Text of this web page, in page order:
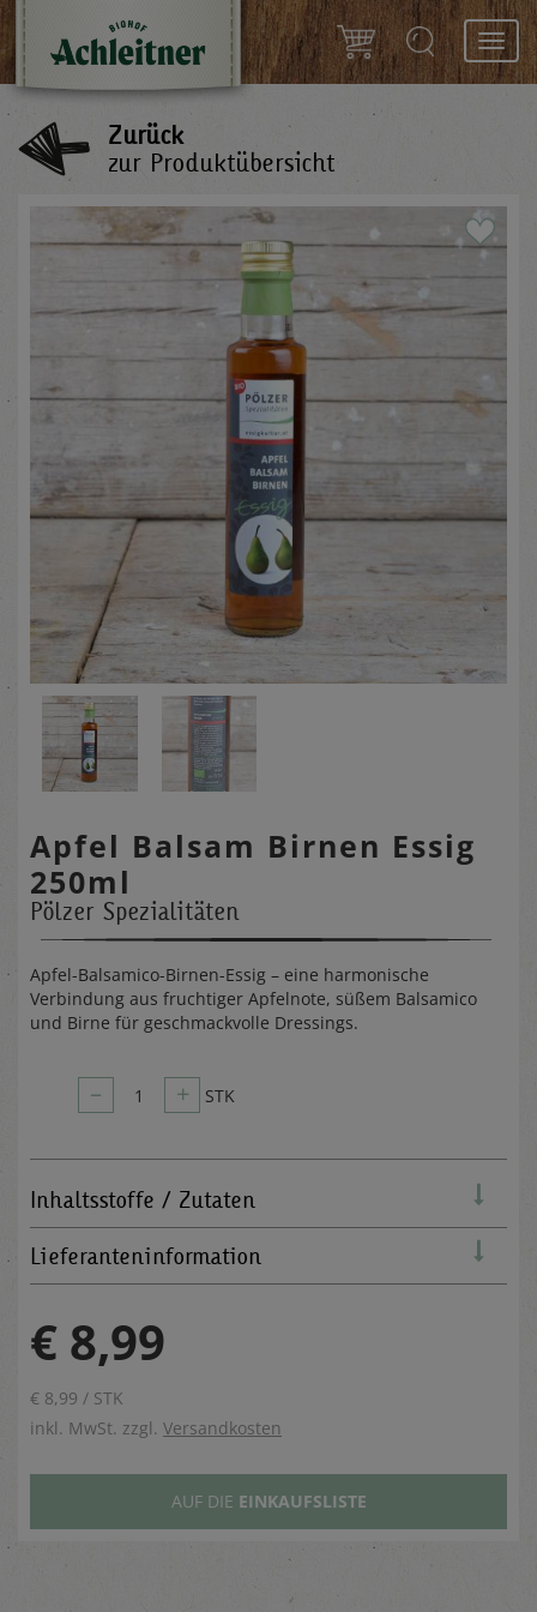
Zurück
zur Produktübersicht
Apfel Balsam Birnen Essig
250ml
Pölzer Spezialitäten
Apfel-Balsamico-Birnen-Essig – eine harmonische
Verbindung aus fruchtiger Apfelnote, süßem Balsamico
und Birne für geschmackvolle Dressings.
– 1 + STK
Inhaltsstoffe / Zutaten
Lieferanteninformation
€ 8,99
€ 8,99 / STK
inkl. MwSt. zzgl. Versandkosten
AUF DIE EINKAUFSLISTE